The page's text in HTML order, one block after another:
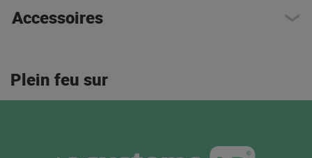
Accessoires
Plein feu sur